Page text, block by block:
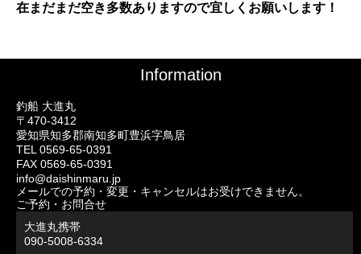
在まだまだ空き多数ありますので宜しくお願いします！
Information
釣船 大進丸
〒470-3412
愛知県知多郡南知多町豊浜字鳥居
TEL 0569-65-0391
FAX 0569-65-0391
info@daishinmaru.jp
メールでの予約・変更・キャンセルはお受けできません。
ご予約・お問合せ
大進丸携帯
090-5008-6334